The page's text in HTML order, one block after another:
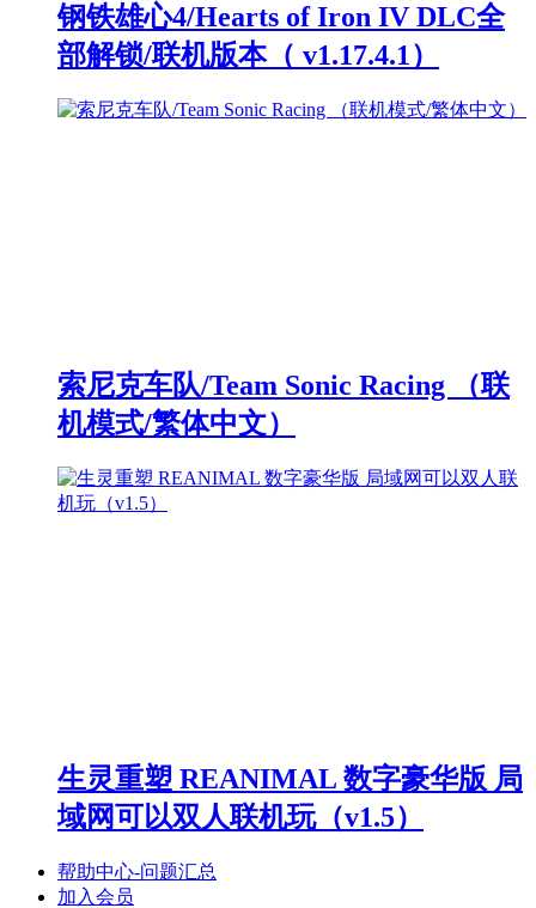
钢铁雄心4/Hearts of Iron IV DLC全
部解锁/联机版本（ v1.17.4.1）
索尼克车队/Team Sonic Racing （联
机模式/繁体中文）
生灵重塑 REANIMAL 数字豪华版 局
域网可以双人联机玩（v1.5）
帮助中心-问题汇总
加入会员